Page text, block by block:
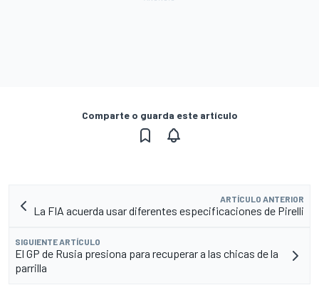
Comparte o guarda este artículo
ARTÍCULO ANTERIOR
La FIA acuerda usar diferentes especificaciones de Pirelli
SIGUIENTE ARTÍCULO
El GP de Rusia presiona para recuperar a las chicas de la
parrilla